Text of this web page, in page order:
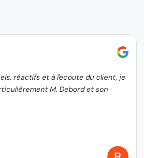
réactifs et à l'écoute du client, je
M. Debord et son